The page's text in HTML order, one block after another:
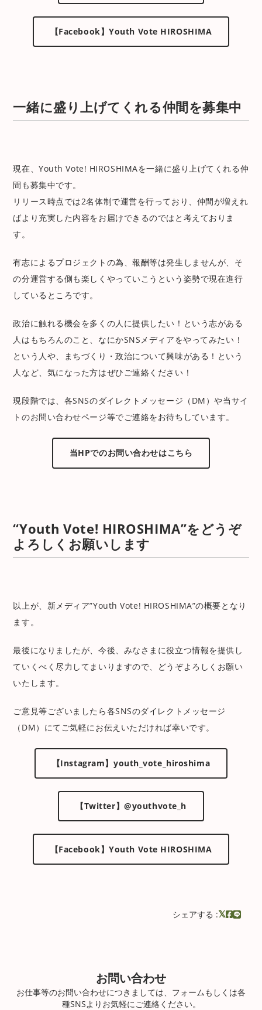
【Facebook】Youth Vote HIROSHIMA
一緒に盛り上げてくれる仲間を募集中
現在、Youth Vote! HIROSHIMAを一緒に盛り上げてくれる仲
間も募集中です。
リリース時点では2名体制で運営を行っており、仲間が増えれ
ばより充実した内容をお届けできるのではと考えておりま
す。
有志によるプロジェクトの為、報酬等は発生しませんが、そ
の分運営する側も楽しくやっていこうという姿勢で現在進行
しているところです。
政治に触れる機会を多くの人に提供したい！という志がある
人はもちろんのこと、なにかSNSメディアをやってみたい！
という人や、まちづくり・政治について興味がある！という
人など、気になった方はぜひご連絡ください！
現段階では、各SNSのダイレクトメッセージ（DM）や当サイ
トのお問い合わせページ等でご連絡をお待ちしています。
当HPでのお問い合わせはこちら
“Youth Vote! HIROSHIMA”をどうぞ
よろしくお願いします
以上が、新メディア”Youth Vote! HIROSHIMA”の概要となり
ます。
最後になりましたが、今後、みなさまに役立つ情報を提供し
ていくべく尽力してまいりますので、どうぞよろしくお願い
いたします。
ご意見等ございましたら各SNSのダイレクトメッセージ
（DM）にてご気軽にお伝えいただければ幸いです。
【Instagram】youth_vote_hiroshima
【Twitter】@youthvote_h
【Facebook】Youth Vote HIROSHIMA
シェアする :
お問い合わせ
お仕事等のお問い合わせにつきましては、フォームもしくは各
種SNSよりお気軽にご連絡ください。